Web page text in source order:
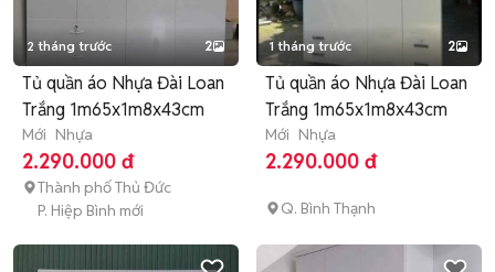
2 tháng trước 2
Tủ quần áo Nhựa Đài Loan
Trắng 1m65x1m8x43cm
Mới Nhựa
2.290.000 đ
Thành phố Thủ Đức
P. Hiệp Bình mới
1 tháng trước 2
Tủ quần áo Nhựa Đài Loan
Trắng 1m65x1m8x43cm
Mới Nhựa
2.290.000 đ
Q. Bình Thạnh